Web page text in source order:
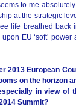
to me
at the strategic
life breathed back
EU ‘soft’
2013 European
on the horizon
in view of
Summit?